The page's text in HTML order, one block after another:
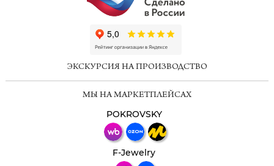
ЭКСКУРСИЯ НА ПРОИЗВОДСТВО
МЫ НА МАРКЕТПЛЕЙСАХ
POKROVSKY
F-Jewelry